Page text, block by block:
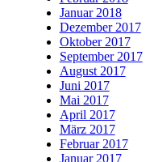
Januar 2018
Dezember 2017
Oktober 2017
September 2017
August 2017
Juni 2017
Mai 2017
April 2017
März 2017
Februar 2017
Januar 2017